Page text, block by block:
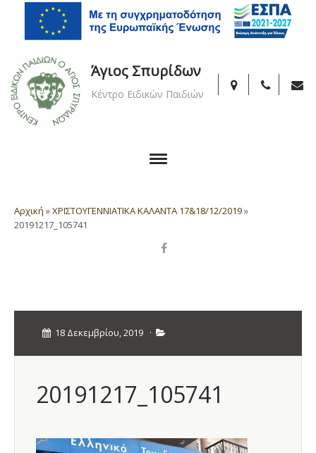
Άγιος Σπυρίδων
Κέντρο Ειδικών Παιδιών
Αρχική »ΧΡΙΣΤΟΥΓΕΝΝΙΑΤΙΚΑ ΚΑΛΑΝΤΑ 17&18/12/2019»
20191217_105741
18 Δεκεμβρίου, 2019 ·
20191217_105741